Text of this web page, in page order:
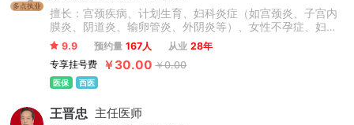
多点执业
擅长：宫颈疾病、计划生育、妇科炎症（如宫颈炎、子宫内
膜炎、阴道炎、输卵管炎、外阴炎等）、女性不孕症、妇科
良恶性肿瘤等妇科常见病、多发病及疑难病诊治，宫腔镜、
腹腔镜技术应用娴熟。
9.9 预约量 167人 从业 28年
专享挂号费
￥30.00 ￥0.00
医保 西医
王晋忠 主任医师